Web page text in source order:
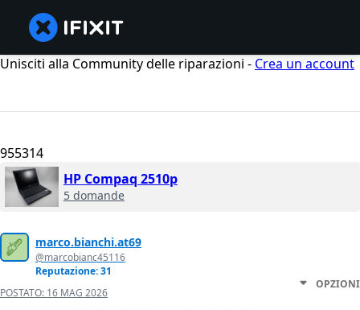
Unisciti alla Community delle riparazioni - Crea un account
955314
HP Compaq 2510p
5 domande
marco.bianchi.at69
@marcobianc45116
Reputazione: 31
POSTATO: 16 MAG 2026
OPZIONI